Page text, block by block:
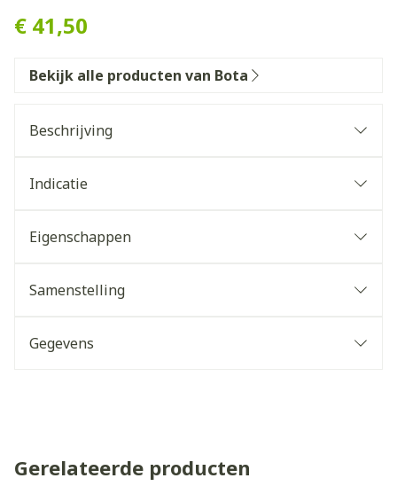
€ 41,50
Bekijk alle producten van Bota
Beschrijving
Indicatie
Eigenschappen
Samenstelling
Gegevens
Gerelateerde producten